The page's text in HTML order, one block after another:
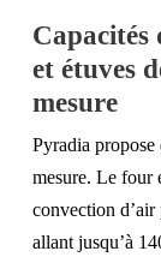
et étuves
mesure
Pyradia propose
mesure. Le four
convection d’air
allant jusqu’à